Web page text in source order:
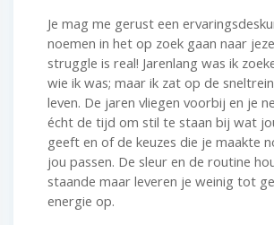
Je mag me gerust een
noemen in het op zoek gaan naar
struggle is real! Jarenlang was ik
wie ik was; maar ik zat op de
leven. De jaren vliegen voorbij en je
écht de tijd om stil te staan bij wat
geeft en of de keuzes die je maakte
jou passen. De sleur en de routine
staande maar leveren je weinig tot
energie op.